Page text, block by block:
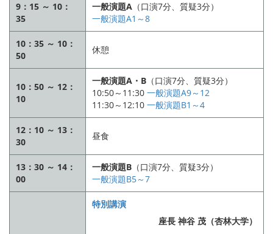
9：15 ～ 10：
35
一般演題A （口演7分、質疑3分）
一般演題A1～8
10：35 ～ 10：
50
休憩
10：50 ～ 12：
10
一般演題A・B （口演7分、質疑3分）
10:50～11:30 一般演題A9～12
11:30～12:10 一般演題B1～4
12：10 ～ 13：
30
昼食
13：30 ～ 14：
00
一般演題B （口演7分、質疑3分）
一般演題B5～7
特別講演
座長 神谷 茂（杏林大学）